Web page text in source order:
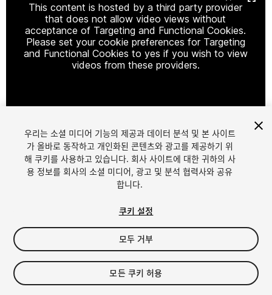
This content is hosted by a third party provider
that does not allow video views without
acceptance of Targeting and Functional Cookies.
Please set your cookie preferences for Targeting
and Functional Cookies to yes if you wish to view
videos from these providers.
1/28
$17
세금/부가세는 결제 시 반영됩니다.
우리는 소셜 미디어 기능의 제공과 데이터 분석 및 본 사이트
가 올바로 동작하고 개인화된 콘텐츠와 광고를 제공하기 위
해 쿠키를 사용하고 있습니다. 회사 사이트에 대한 귀하의 사
용 정보를 회사의 소셜 미디어, 광고 및 분석 협력사와 공유
합니다.
쿠키 설정
모두 거부
모든 쿠키 허용